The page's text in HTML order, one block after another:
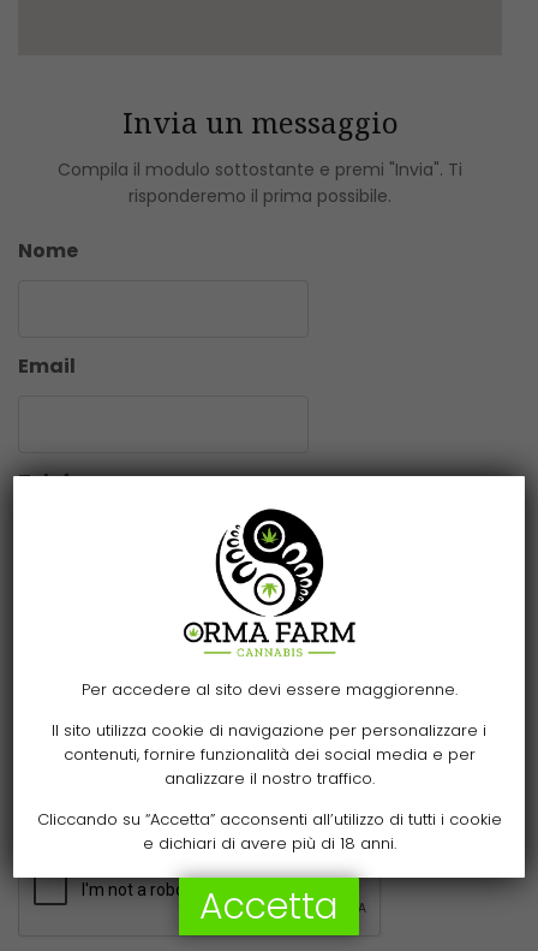
Invia un messaggio
Compila il modulo sottostante e premi "Invia". Ti
risponderemo il prima possibile.
Nome
Email
Telefono
Per accedere al sito devi essere maggiorenne.
Il sito utilizza cookie di navigazione per personalizzare i
contenuti, fornire funzionalità dei social media e per
analizzare il nostro traffico.
Cliccando su “Accetta” acconsenti all’utilizzo di tutti i cookie
e dichiari di avere più di 18 anni.
Accetta